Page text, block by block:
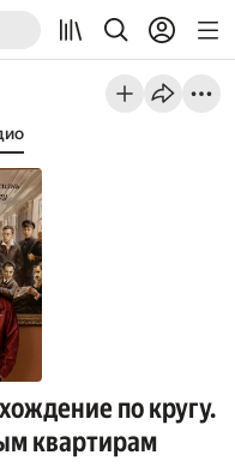
по кругу.
квартирам